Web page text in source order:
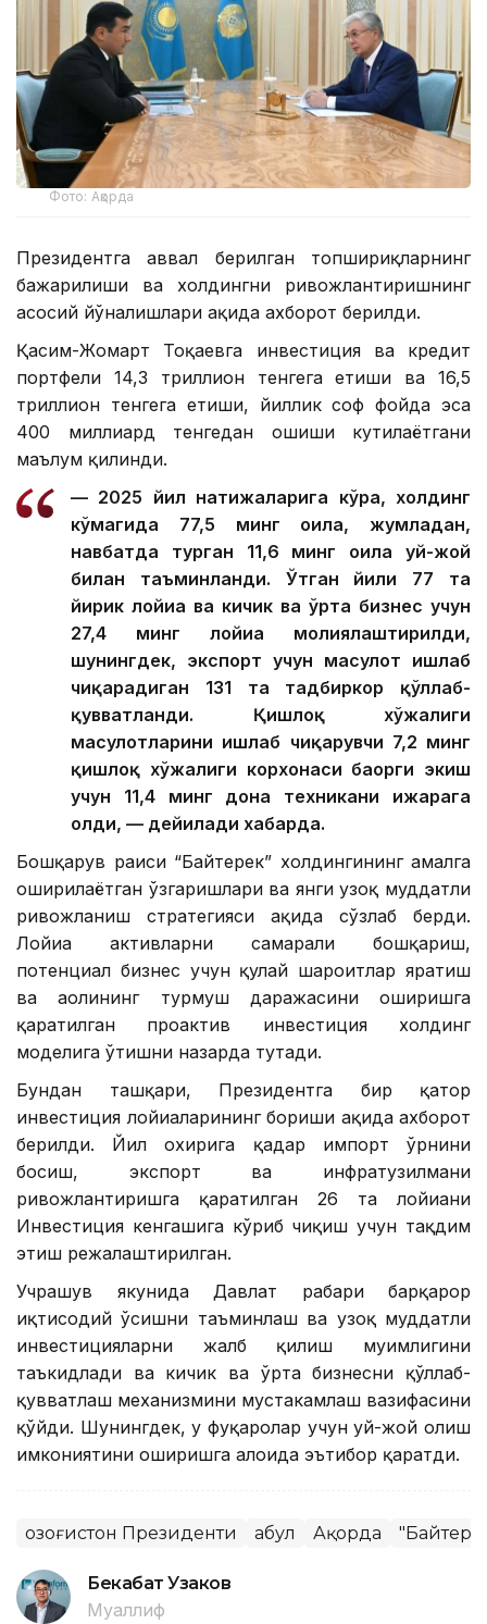
Фото: Ақорда
Президентга аввал берилган топшириқларнинг
бажарилиши ва холдингни ривожлантиришнинг
асосий йўналишлари ҳақида ахборот берилди.
Қасим-Жомарт Тоқаевга инвестиция ва кредит
портфели 14,3 триллион тенгега етиши ва 16,5
триллион тенгега етиши, йиллик соф фойда эса
400 миллиард тенгедан ошиши кутилаётгани
маълум қилинди.
— 2025 йил натижаларига кўра, холдинг
кўмагида 77,5 минг оила, жумладан,
навбатда турган 11,6 минг оила уй-жой
билан таъминланди. Ўтган йили 77 та
йирик лойиҳа ва кичик ва ўрта бизнес учун
27,4 минг лойиҳа молиялаштирилди,
шунингдек, экспорт учун маҳсулот ишлаб
чиқарадиган 131 та тадбиркор қўллаб-
қувватланди. Қишлоқ хўжалиги
маҳсулотларини ишлаб чиқарувчи 7,2 минг
қишлоқ хўжалиги корхонаси баҳорги экиш
учун 11,4 минг дона техникани ижарага
олди, — дейилади хабарда.
Бошқарув раиси “Байтерек” холдингининг амалга
оширилаётган ўзгаришлари ва янги узоқ муддатли
ривожланиш стратегияси ҳақида сўзлаб берди.
Лойиҳа активларни самарали бошқариш,
потенциал бизнес учун қулай шароитлар яратиш
ва аҳолининг турмуш даражасини оширишга
қаратилган проактив инвестиция холдинг
моделига ўтишни назарда тутади.
Бундан ташқари, Президентга бир қатор
инвестиция лойиҳаларининг бориши ҳақида ахборот
берилди. Йил охирига қадар импорт ўрнини
босиш, экспорт ва инфратузилмани
ривожлантиришга қаратилган 26 та лойиҳани
Инвестиция кенгашига кўриб чиқиш учун тақдим
этиш режалаштирилган.
Учрашув якунида Давлат раҳбари барқарор
иқтисодий ўсишни таъминлаш ва узоқ муддатли
инвестицияларни жалб қилиш муҳимлигини
таъкидлади ва кичик ва ўрта бизнесни қўллаб-
қувватлаш механизмини мустаҳкамлаш вазифасини
қўйди. Шунингдек, у фуқаролар учун уй-жой олиш
имкониятини оширишга алоҳида эътибор қаратди.
Қозоғистон Президенти Қабул Ақорда
Бекабат Узаков
Муаллиф